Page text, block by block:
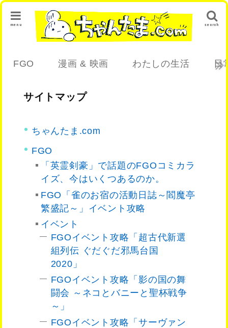
search
menu
FGO 漫画 & 映画 わたしの生活 日
サイトマップ
ちゃんたま.com
FGO
「英霊剣豪」で話題のFGOコミカラ
イズ、今はいくつあるのか。
FGO「雀のお宿の活動日誌～閻魔亭
繁盛記～」イベント攻略
イベント
FGOイベント攻略「超古代新選
組列伝 ぐだぐだ邪馬台国
2020」
FGOイベント攻略「影の国の舞
闘会 ～ネコとバニーと聖杯戦争
～」
FGOイベント攻略「サーヴァン